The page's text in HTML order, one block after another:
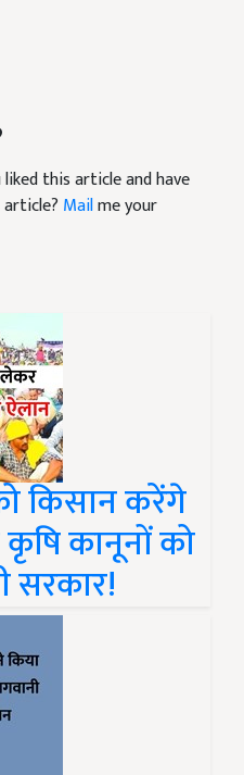
liked this article and have
Mailme your
किसान करेंगे
कानूनों को